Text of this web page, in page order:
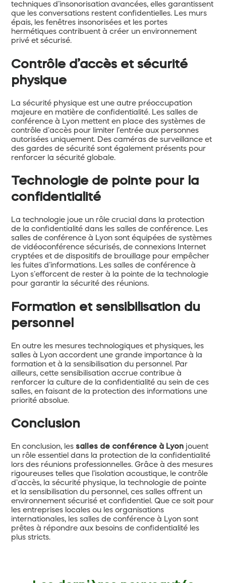
techniques d’insonorisation avancées, elles garantissent
que les conversations restent confidentielles. Les murs
épais, les fenêtres insonorisées et les portes
hermétiques contribuent à créer un environnement
privé et sécurisé.
Contrôle d’accès et sécurité
physique
La sécurité physique est une autre préoccupation
majeure en matière de confidentialité. Les salles de
conférence à Lyon mettent en place des systèmes de
contrôle d’accès pour limiter l’entrée aux personnes
autorisées uniquement. Des caméras de surveillance et
des gardes de sécurité sont également présents pour
renforcer la sécurité globale.
Technologie de pointe pour la
confidentialité
La technologie joue un rôle crucial dans la protection
de la confidentialité dans les salles de conférence. Les
salles de conférence à Lyon sont équipées de systèmes
de vidéoconférence sécurisés, de connexions Internet
cryptées et de dispositifs de brouillage pour empêcher
les fuites d’informations. Les salles de conférence à
Lyon s’efforcent de rester à la pointe de la technologie
pour garantir la sécurité des réunions.
Formation et sensibilisation du
personnel
En outre les mesures technologiques et physiques, les
salles à Lyon accordent une grande importance à la
formation et à la sensibilisation du personnel. Par
ailleurs, cette sensibilisation accrue contribue à
renforcer la culture de la confidentialité au sein de ces
salles, en faisant de la protection des informations une
priorité absolue.
Conclusion
En conclusion, les salles de conférence à Lyon jouent
un rôle essentiel dans la protection de la confidentialité
lors des réunions professionnelles. Grâce à des mesures
rigoureuses telles que l’isolation acoustique, le contrôle
d’accès, la sécurité physique, la technologie de pointe
et la sensibilisation du personnel, ces salles offrent un
environnement sécurisé et confidentiel. Que ce soit pour
les entreprises locales ou les organisations
internationales, les salles de conférence à Lyon sont
prêtes à répondre aux besoins de confidentialité les
plus stricts.